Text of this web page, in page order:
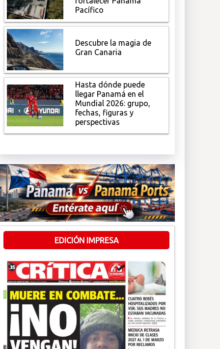
Pacífico
Descubre la magia de
Gran Canaria
Hasta dónde puede
llegar Panamá en el
Mundial 2026: grupo,
fechas, figuras y
perspectivas
EDICIÓN IMPRESA